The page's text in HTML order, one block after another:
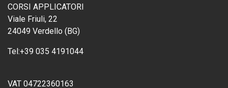
CORSI APPLICATORI
Viale Friuli, 22
24049 Verdello (BG)
Tel:+39 035 4191044
VAT 04722360163